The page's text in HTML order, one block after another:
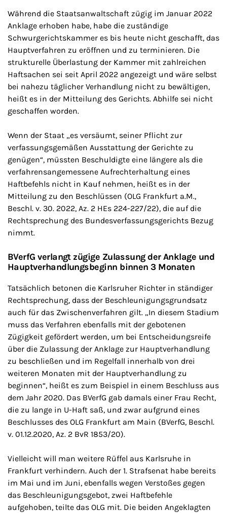
Während die Staatsanwaltschaft zügig im Januar 2022
Anklage erhoben habe, habe die zuständige
Schwurgerichtskammer es bis heute nicht geschafft, das
Hauptverfahren zu eröffnen und zu terminieren. Die
strukturelle Überlastung der Kammer mit zahlreichen
Haftsachen sei seit April 2022 angezeigt und wäre selbst
bei nahezu täglicher Verhandlung nicht zu bewältigen,
heißt es in der Mitteilung des Gerichts. Abhilfe sei nicht
geschaffen worden.
Wenn der Staat „es versäumt, seiner Pflicht zur
verfassungsgemäßen Ausstattung der Gerichte zu
genügen“, müssten Beschuldigte eine längere als die
verfahrensangemessene Aufrechterhaltung eines
Haftbefehls nicht in Kauf nehmen, heißt es in der
Mitteilung zu den Beschlüssen (OLG Frankfurt a.M.,
Beschl. v. 30. 2022, Az. 2 HEs 224-227/22), die auf die
Rechtsprechung des Bundesverfassungsgerichts Bezug
nimmt.
BVerfG verlangt zügige Zulassung der Anklage und
Hauptverhandlungsbeginn binnen 3 Monaten
Tatsächlich betonen die Karlsruher Richter in ständiger
Rechtsprechung, dass der Beschleunigungsgrundsatz
auch für das Zwischenverfahren gilt. „In diesem Stadium
muss das Verfahren ebenfalls mit der gebotenen
Zügigkeit gefördert werden, um bei Entscheidungsreife
über die Zulassung der Anklage zur Hauptverhandlung
zu beschließen und im Regelfall innerhalb von drei
weiteren Monaten mit der Hauptverhandlung zu
beginnen“, heißt es zum Beispiel in einem Beschluss aus
dem Jahr 2020. Das BVerfG gab damals einer Frau Recht,
die zu lange in U-Haft saß, und zwar aufgrund eines
Beschlusses des OLG Frankfurt am Main (BVerfG, Beschl.
v. 01.12.2020, Az. 2 BvR 1853/20).
Vielleicht will man weitere Rüffel aus Karlsruhe in
Frankfurt verhindern. Auch der 1. Strafsenat habe bereits
im Mai und im Juni, ebenfalls wegen Verstoßes gegen
das Beschleunigungsgebot, zwei Haftbefehle
aufgehoben, teilte das OLG mit. Die beiden Angeklagten